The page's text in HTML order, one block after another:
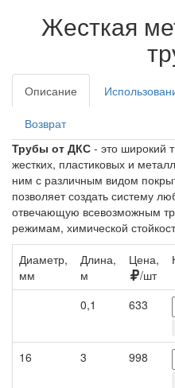
Жесткая
Описание
Возврат
Трубы от ДКС - это широкий
жестких, пластиковых и
ним с различным видом
позволяет создать систему
отвечающую всевозможным
режимам, химической
Диаметр,
мм
Длина,
м
Цена,
/шт
0,1 633
16 3 998